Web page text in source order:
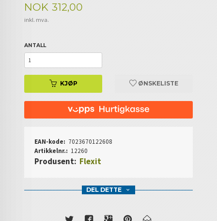
Pris
NOK 312,00
inkl. mva.
ANTALL
KJØP ØNSKELISTE
EAN-kode: 7023670122608
Artikkelnr.: 12260
Produsent: Flexit
DEL DETTE